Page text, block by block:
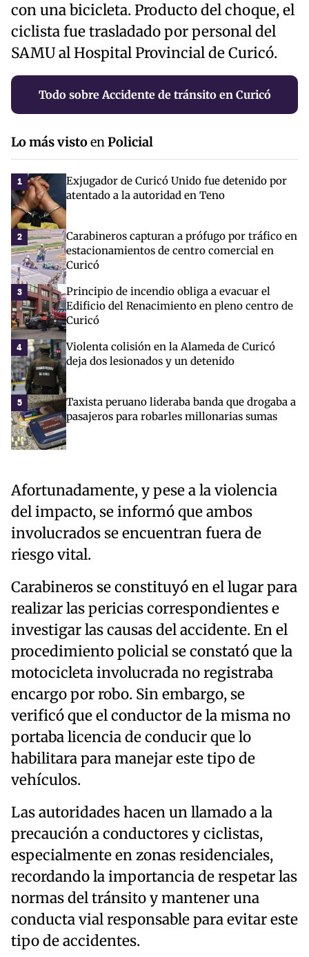
con una bicicleta. Producto del choque, el
ciclista fue trasladado por personal del
SAMU al Hospital Provincial de Curicó.
Todo sobre Accidente de tránsito en Curicó
Lo más vistoenPolicial
1
Exjugador de Curicó Unido fue detenido por
atentado a la autoridad en Teno
2
Carabineros capturan a prófugo por tráfico en
estacionamientos de centro comercial en
Curicó
3
Principio de incendio obliga a evacuar el
Edificio del Renacimiento en pleno centro de
Curicó
4
Violenta colisión en la Alameda de Curicó
deja dos lesionados y un detenido
5
Taxista peruano lideraba banda que drogaba a
pasajeros para robarles millonarias sumas
Afortunadamente, y pese a la violencia
del impacto, se informó que ambos
involucrados se encuentran fuera de
riesgo vital.
Carabineros se constituyó en el lugar para
realizar las pericias correspondientes e
investigar las causas del accidente. En el
procedimiento policial se constató que la
motocicleta involucrada no registraba
encargo por robo. Sin embargo, se
verificó que el conductor de la misma no
portaba licencia de conducir que lo
habilitara para manejar este tipo de
vehículos.
Las autoridades hacen un llamado a la
precaución a conductores y ciclistas,
especialmente en zonas residenciales,
recordando la importancia de respetar las
normas del tránsito y mantener una
conducta vial responsable para evitar este
tipo de accidentes.